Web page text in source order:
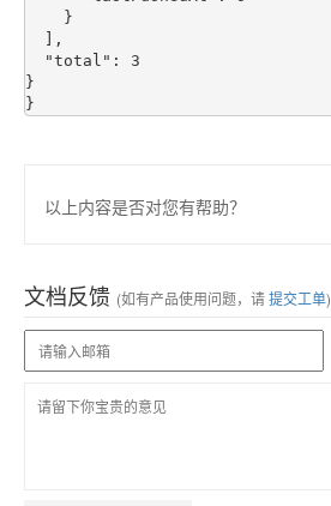
}
以上内容是否对您有帮助？
文档反馈 (如有产品使用问题，请提交工单)